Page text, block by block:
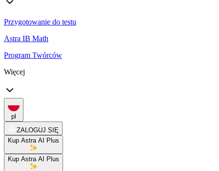
Przygotowanie do testu
Astra IB Math
Program Twórców
Więcej
pl
ZALOGUJ SIĘ
Kup Astra AI Plus
Kup Astra AI Plus